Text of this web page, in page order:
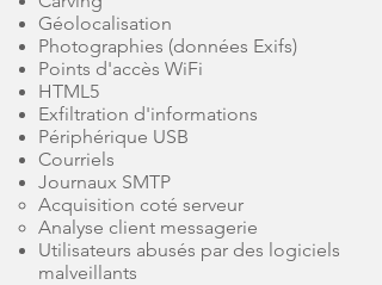
Géolocalisation
Photographies (données Exifs)
Points d'accès WiFi
HTML5
Exfiltration d'informations
Périphérique USB
Courriels
Journaux SMTP
Acquisition coté serveur
Analyse client messagerie
Utilisateurs abusés par des logiciels
malveillants